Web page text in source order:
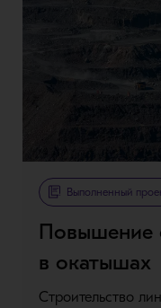
Metso PlusВыполненный
Повышение
в окатышах
Строительство